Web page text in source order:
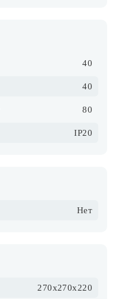
40
40
80
IP20
Нет
270х270х220